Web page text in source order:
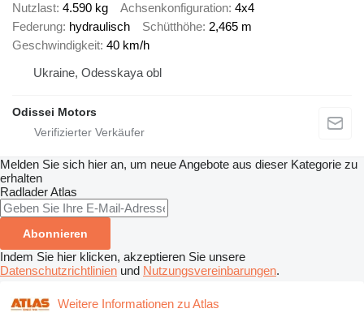
Nutzlast 4.590 kg Achsenkonfiguration 4x4
Federung hydraulisch Schütthöhe 2,465 m
Geschwindigkeit 40 km/h
Ukraine, Odesskaya obl
Odissei Motors
Melden Sie sich hier an, um neue Angebote aus dieser Kategorie zu
erhalten
RadladerAtlas
Abonnieren
Indem Sie hier klicken, akzeptieren Sie unsere
Datenschutzrichtlinien und Nutzungsvereinbarungen.
Weitere Informationen zu Atlas